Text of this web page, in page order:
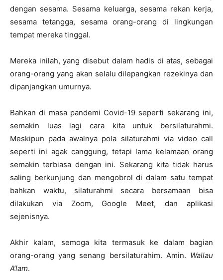
dengan sesama. Sesama keluarga, sesama rekan ‎kerja,
sesama tetangga, sesama orang-orang di lingkungan
tempat mereka ‎tinggal.‎
Mereka inilah, yang disebut dalam hadis di atas, sebagai
orang-orang ‎yang akan selalu dilepangkan rezekinya dan
dipanjangkan umurnya.‎
Bahkan di masa pandemi Covid-19 seperti sekarang ini,
semakin luas lagi cara kita untuk bersilaturahmi.
Meskipun pada awalnya pola silaturahmi via video call
seperti ini agak canggung, tetapi lama kelamaan orang
semakin terbiasa dengan ini. Sekarang kita tidak harus
saling berkunjung dan mengobrol di dalam satu tempat
bahkan waktu, silaturahmi secara bersamaan bisa
dilakukan via Zoom, Google Meet, dan aplikasi
sejenisnya.
Akhir kalam, semoga kita termasuk ke dalam bagian
orang-orang yang senang ‎bersilaturahim.‎ Amin. Wallau
A’lam.